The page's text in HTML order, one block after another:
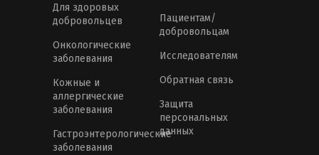
Для здоровых
добровольцев
Онкологические
заболевания
Кожные и
аллергические
заболевания
Гастроэнтерологические
заболевания
Пациентам/
добровольцам
Исследователям
Обратная связь
Защита
персональных
данных